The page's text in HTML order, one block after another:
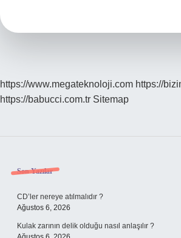
https://www.megateknoloji.com https://
https://babucci.com.tr Sitemap
Sidebar
Son Yazılar
CD’ler nereye atılmalıdır ?
Ağustos 6, 2026
Kulak zarının delik olduğu nasıl anlaşılır ?